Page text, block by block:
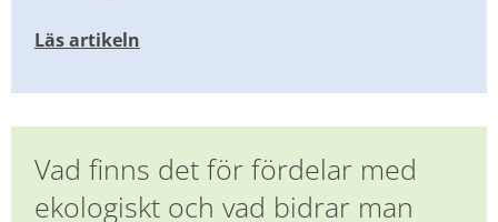
Läs artikeln
Vad finns det för fördelar med
ekologiskt och vad bidrar man